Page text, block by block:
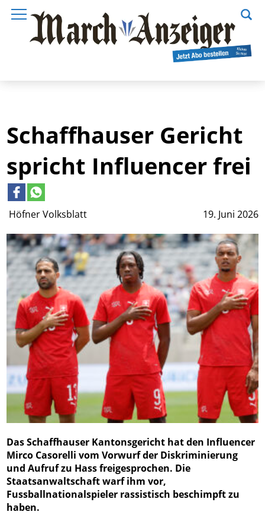
Höfner Volksblatt 19. Juni 2026
Schaffhauser Gericht
spricht Influencer frei
Das Schaffhauser Kantonsgericht hat den Influencer
Mirco Casorelli vom Vorwurf der Diskriminierung
und Aufruf zu Hass freigesprochen. Die
Staatsanwaltschaft warf ihm vor,
Fussballnationalspieler rassistisch beschimpft zu
haben.